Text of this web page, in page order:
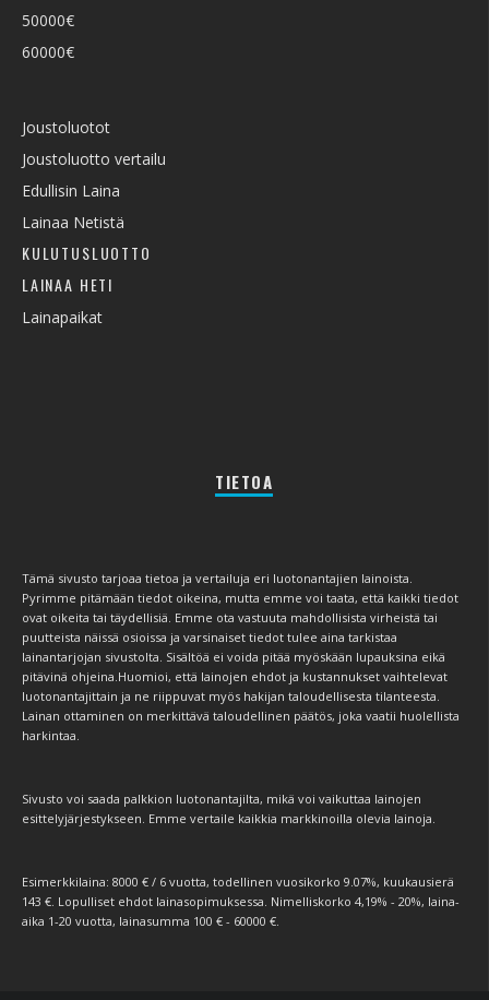
50000€
60000€
Joustoluotot
Joustoluotto vertailu
Edullisin Laina
Lainaa Netistä
KULUTUSLUOTTO
LAINAA HETI
Lainapaikat
TIETOA
Tämä sivusto tarjoaa tietoa ja vertailuja eri luotonantajien lainoista.
Pyrimme pitämään tiedot oikeina, mutta emme voi taata, että kaikki tiedot
ovat oikeita tai täydellisiä. Emme ota vastuuta mahdollisista virheistä tai
puutteista näissä osioissa ja varsinaiset tiedot tulee aina tarkistaa
lainantarjojan sivustolta. Sisältöä ei voida pitää myöskään lupauksina eikä
pitävinä ohjeina.Huomioi, että lainojen ehdot ja kustannukset vaihtelevat
luotonantajittain ja ne riippuvat myös hakijan taloudellisesta tilanteesta.
Lainan ottaminen on merkittävä taloudellinen päätös, joka vaatii huolellista
harkintaa.
Sivusto voi saada palkkion luotonantajilta, mikä voi vaikuttaa lainojen
esittelyjärjestykseen. Emme vertaile kaikkia markkinoilla olevia lainoja.
Esimerkkilaina: 8000 € / 6 vuotta, todellinen vuosikorko 9.07%, kuukausierä
143 €. Lopulliset ehdot lainasopimuksessa. Nimelliskorko 4,19% - 20%, laina-
aika 1-20 vuotta, lainasumma 100 € - 60000 €.